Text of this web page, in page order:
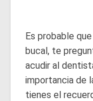
Es probable
bucal, te
acudir al
importancia de
tienes el